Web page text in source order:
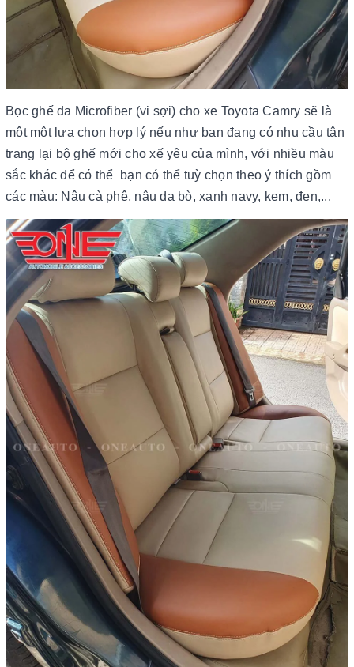
Bọc ghế da Microfiber (vi sợi) cho xe Toyota Camry sẽ là
một một lựa chọn hợp lý nếu như bạn đang có nhu cầu tân
trang lại bộ ghế mới cho xế yêu của mình, với nhiều màu
sắc khác để có thể bạn có thể tuỳ chọn theo ý thích gồm
các màu: Nâu cà phê, nâu da bò, xanh navy, kem, đen,...